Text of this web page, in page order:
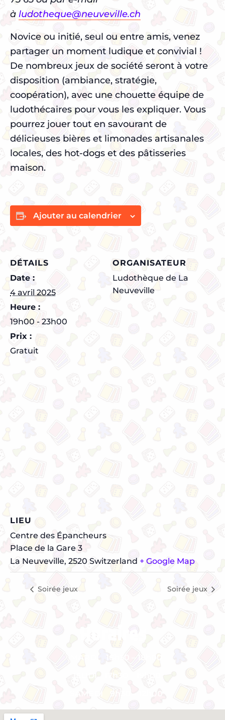
à ludotheque@neuveville.ch
Novice ou initié, seul ou entre amis, venez
partager un moment ludique et convivial !
De nombreux jeux de société seront à votre
disposition (ambiance, stratégie,
coopération), avec une chouette équipe de
ludothécaires pour vous les expliquer. Vous
pourrez jouer tout en savourant de
délicieuses bières et limonades artisanales
locales, des hot-dogs et des pâtisseries
maison.
Ajouter au calendrier
DÉTAILS
Date :
4 avril 2025
Heure :
19h00 - 23h00
Prix :
Gratuit
ORGANISATEUR
Ludothèque de La
Neuveville
LIEU
Centre des Épancheurs
Place de la Gare 3
La Neuveville, 2520 Switzerland + Google Map
Soirée jeux Soirée jeux